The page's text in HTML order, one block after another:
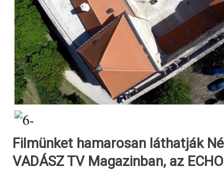
Filmünket hamarosan láthatják
VADÁSZ TV Magazinban, az